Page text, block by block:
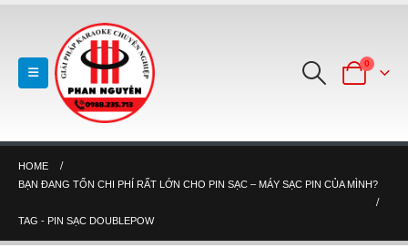
0
HOME
BẠN ĐANG TỐN CHI PHÍ RẤT LỚN CHO PIN SẠC – MÁY SẠC PIN CỦA MÌNH?
TAG - PIN SẠC DOUBLEPOW